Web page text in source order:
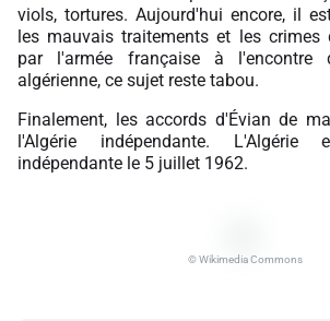
viols, tortures. Aujourd'hui encore, il
les mauvais traitements et les crimes
par l'armée française à l'encontre
algérienne, ce sujet reste tabou.
Finalement, les accords d'Évian de
l'Algérie indépendante. L'Algérie
indépendante le 5 juillet 1962.
© Wikimedia Commons